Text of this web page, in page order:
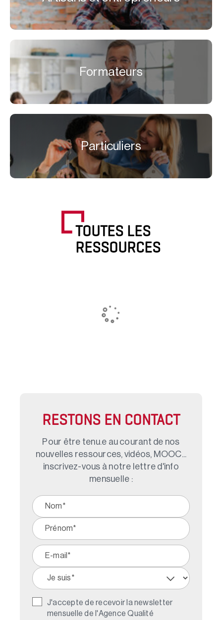
Formateurs
Particuliers
TOUTES LES
RESSOURCES
RESTONS EN CONTACT
Pour être tenu.e au courant de nos
nouvelles ressources, vidéos, MOOC...
inscrivez-vous à notre lettre d'info
mensuelle :
J'accepte de recevoir la newsletter
mensuelle de l'Agence Qualité